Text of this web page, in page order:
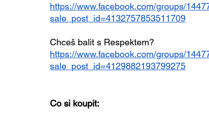
https://www.facebook.com/groups/
sale_post_id=4132757853511709
Chceš balit s Respektem?
https://www.facebook.com/groups/
sale_post_id=4129882193799275
Co si koupit: